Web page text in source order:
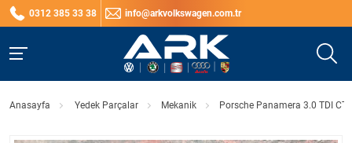
0312 385 33 38 info@arkvolkswagen.com.tr
Anasayfa Yedek Parçalar Mekanik Porsche Panamera 3.0 TDI